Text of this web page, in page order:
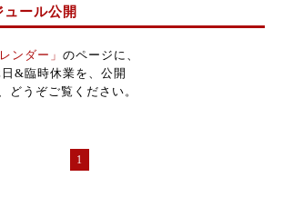
ール公開
ンダー」 のページに、
&臨時休業を、公開
どうぞご覧ください。
1